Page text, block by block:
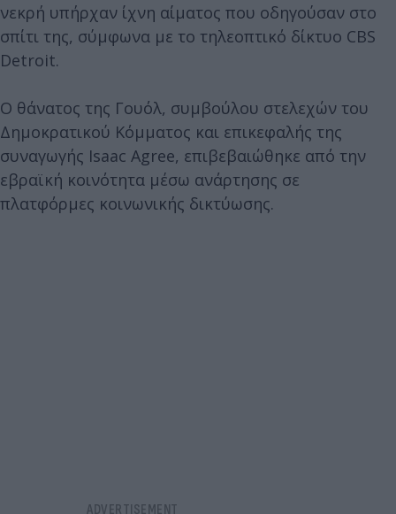
νεκρή υπήρχαν ίχνη αίματος που οδηγούσαν στο
σπίτι της, σύμφωνα με το τηλεοπτικό δίκτυο CBS
Detroit.
Ο θάνατος της Γουόλ, συμβούλου στελεχών του
Δημοκρατικού Κόμματος και επικεφαλής της
συναγωγής Isaac Agree, επιβεβαιώθηκε από την
εβραϊκή κοινότητα μέσω ανάρτησης σε
πλατφόρμες κοινωνικής δικτύωσης.